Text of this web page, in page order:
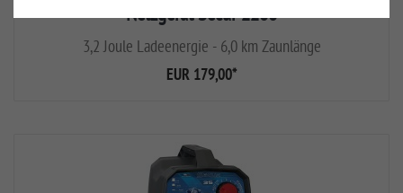
Netzgerät Secur 2200
3,2 Joule Ladeenergie - 6,0 km Zaunlänge
EUR 179,00*